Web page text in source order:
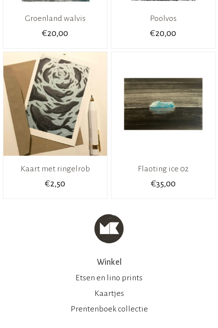
Groenland walvis
€20,00
Poolvos
€20,00
Kaart met ringelrob
€2,50
Flaoting ice 02
€35,00
Winkel
Etsen en lino prints
Kaartjes
Prentenboek collectie